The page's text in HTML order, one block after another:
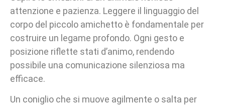
attenzione e pazienza. Leggere il linguaggio del
corpo del piccolo amichetto è fondamentale per
costruire un legame profondo. Ogni gesto e
posizione riflette stati d’animo, rendendo
possibile una comunicazione silenziosa ma
efficace.
Un coniglio che si muove agilmente o salta per